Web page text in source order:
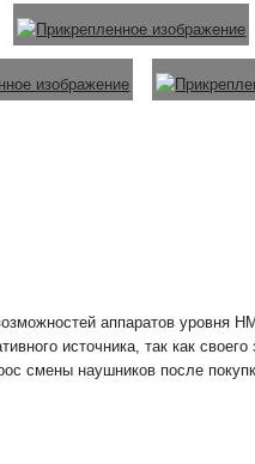
аппаратов уровня
источника, так как
смены наушников после